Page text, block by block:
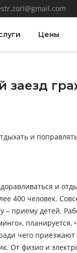
Цены
заезд
и
и
400 человек.
приему детей.
чего
От физио и